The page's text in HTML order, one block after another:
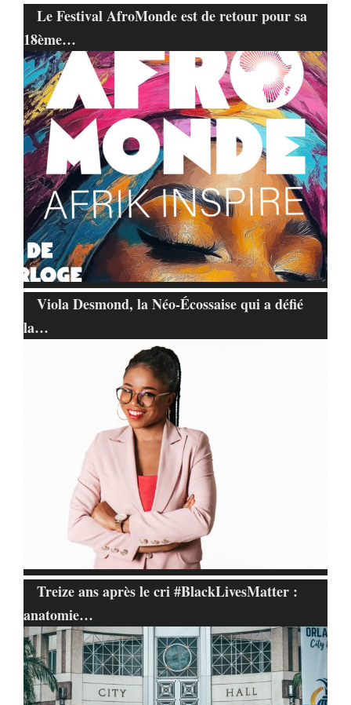
Le Festival AfroMonde est de retour pour sa
18ème…
Viola Desmond, la Néo-Écossaise qui a défié
la…
Treize ans après le cri #BlackLivesMatter :
anatomie…